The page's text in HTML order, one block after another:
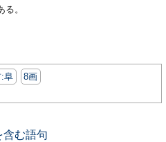
。
⾩ 8画
含む語句